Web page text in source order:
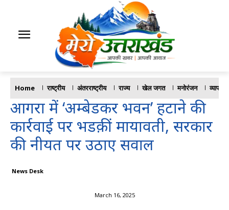
Home राष्ट्रीय अंतरराष्ट्रीय राज्य खेल जगत मनोरंजन व्यापार
आगरा में ‘अम्बेडकर भवन’ हटाने की
कार्रवाई पर भडक़ीं मायावती, सरकार
की नीयत पर उठाए सवाल
News Desk
March 16, 2025